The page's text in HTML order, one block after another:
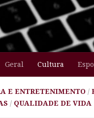
Geral Cultura
E ENTRETENIMENTO /
/ QUALIDADE DE VIDA